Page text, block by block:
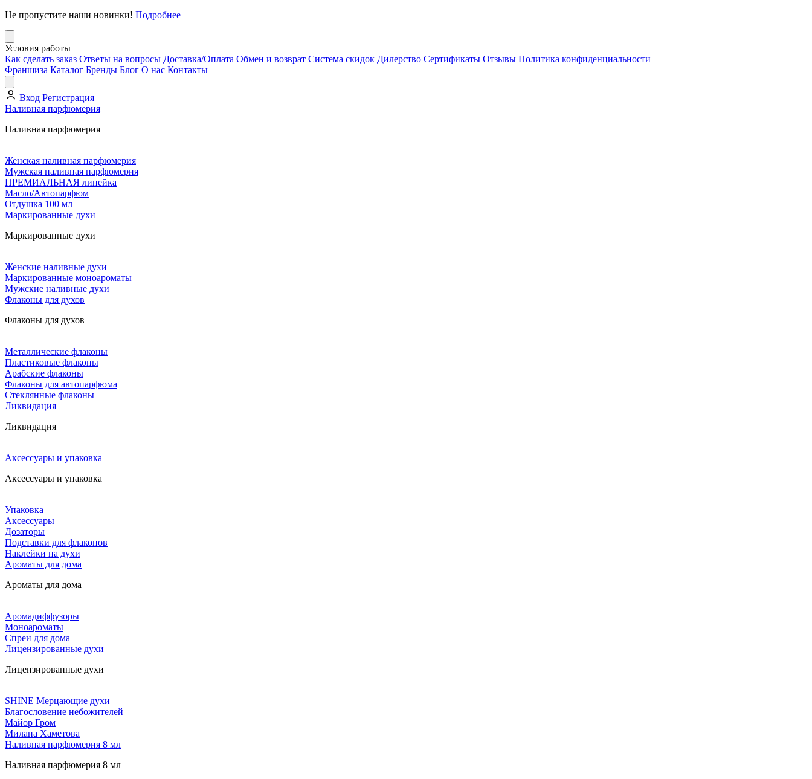
Не пропустите наши новинки! Подробнее
Условия работы
Как сделать заказ Ответы на вопросы Доставка/Оплата Обмен и возврат Система скидок Дилерство Сертификаты Отзывы Политика конфиденциальности
Франшиза Каталог Бренды Блог О нас Контакты
Вход Регистрация
Наливная парфюмерия
Наливная парфюмерия
Женская наливная парфюмерия
Мужская наливная парфюмерия
ПРЕМИАЛЬНАЯ линейка
Масло/Автопарфюм
Отдушка 100 мл
Маркированные духи
Маркированные духи
Женские наливные духи
Маркированные моноароматы
Мужские наливные духи
Флаконы для духов
Флаконы для духов
Металлические флаконы
Пластиковые флаконы
Арабские флаконы
Флаконы для автопарфюма
Стеклянные флаконы
Ликвидация
Ликвидация
Аксессуары и упаковка
Аксессуары и упаковка
Упаковка
Аксессуары
Дозаторы
Подставки для флаконов
Наклейки на духи
Ароматы для дома
Ароматы для дома
Аромадиффузоры
Моноароматы
Спреи для дома
Лицензированные духи
Лицензированные духи
SHINE Мерцающие духи
Благословение небожителей
Майор Гром
Милана Хаметова
Наливная парфюмерия 8 мл
Наливная парфюмерия 8 мл